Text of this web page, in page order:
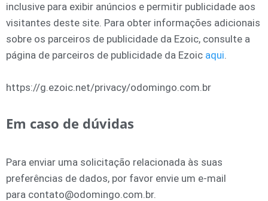
inclusive para exibir anúncios e permitir publicidade aos
visitantes deste site. Para obter informações adicionais
sobre os parceiros de publicidade da Ezoic, consulte a
página de parceiros de publicidade da Ezoic aqui.
https://g.ezoic.net/privacy/odomingo.com.br
Em caso de dúvidas
Para enviar uma solicitação relacionada às suas
preferências de dados, por favor envie um e-mail
para contato@odomingo.com.br.